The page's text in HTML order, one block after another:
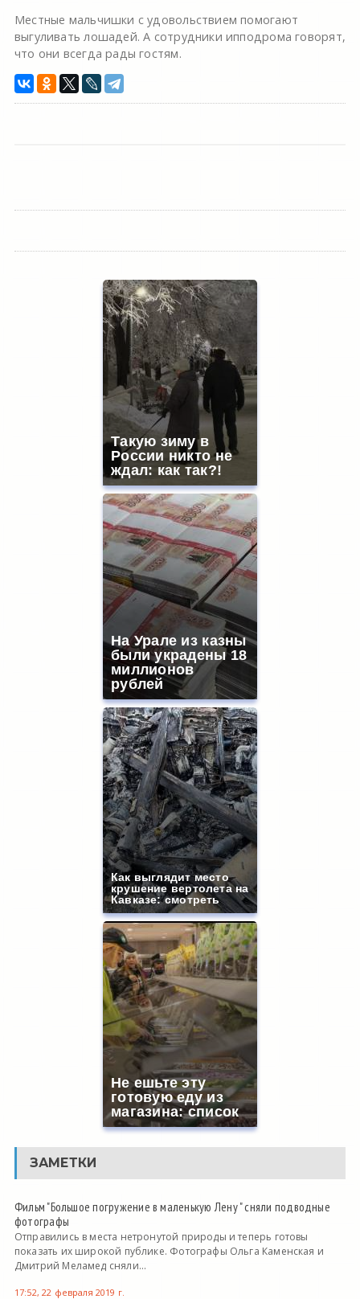
Местные мальчишки с удовольствием помогают
выгуливать лошадей. А сотрудники ипподрома говорят,
что они всегда рады гостям.
Такую зиму в
России никто не
ждал: как так?!
На Урале из казны
были украдены 18
миллионов
рублей
Как выглядит место
крушение вертолета на
Кавказе: смотреть
Не ешьте эту
готовую еду из
магазина: список
ЗАМЕТКИ
Фильм "Большое погружение в маленькую Лену " сняли подводные
фотографы
Отправились в места нетронутой природы и теперь готовы
показать их широкой публике. Фотографы Ольга Каменская и
Дмитрий Меламед сняли...
17:52, 22 февраля 2019 г.